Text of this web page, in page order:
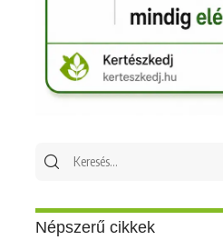
Keresés
Népszerű cikkek